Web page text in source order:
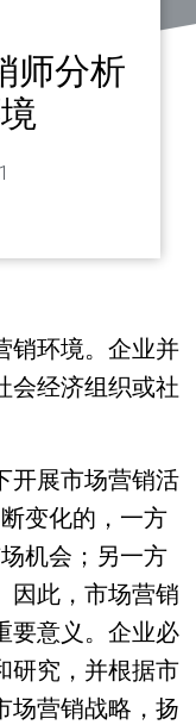
师分析
销环境。企业并
会经济组织或社
开展市场营销活
变化的，一方
机会；另一方
因此，市场营销
要意义。企业必
研究，并根据市
场营销战略，扬